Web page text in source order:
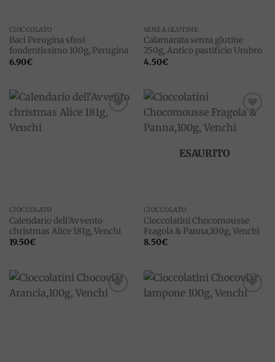
CIOCCOLATO
Baci Perugina sfusi
fondentissimo 100g, Perugina
6.90€
SENZA GLUTINE
Calamarata senza glutine
250g, Antico pastificio Umbro
4.50€
Add to
CIOCCOLATO
Calendario dell’Avvento
christmas Alice 181g, Venchi
19.50€
wishlist
ESAURITO
CIOCCOLATO
Cioccolatini Chocomousse
Fragola & Panna,100g, Venchi
8.50€